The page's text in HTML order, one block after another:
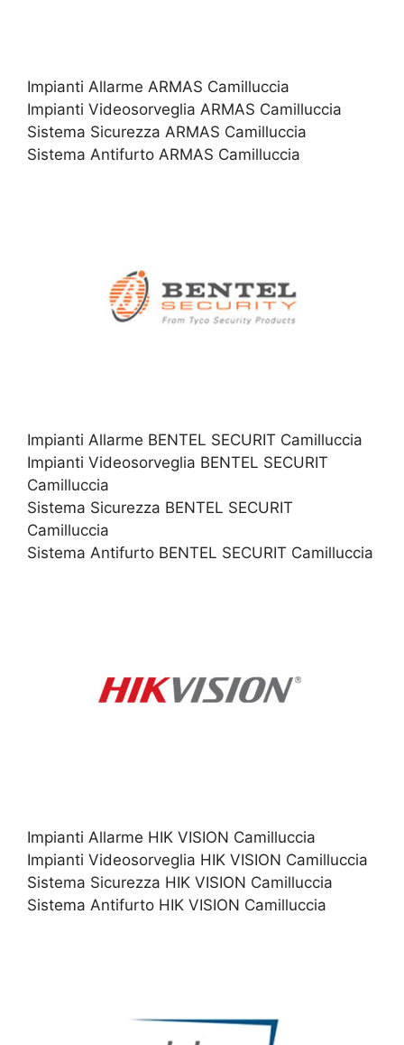
Impianti Allarme ARMAS Camilluccia
Impianti Videosorveglia ARMAS Camilluccia
Sistema Sicurezza ARMAS Camilluccia
Sistema Antifurto ARMAS Camilluccia
Impianti Allarme BENTEL SECURIT Camilluccia
Impianti Videosorveglia BENTEL SECURIT
Camilluccia
Sistema Sicurezza BENTEL SECURIT
Camilluccia
Sistema Antifurto BENTEL SECURIT Camilluccia
Impianti Allarme HIK VISION Camilluccia
Impianti Videosorveglia HIK VISION Camilluccia
Sistema Sicurezza HIK VISION Camilluccia
Sistema Antifurto HIK VISION Camilluccia